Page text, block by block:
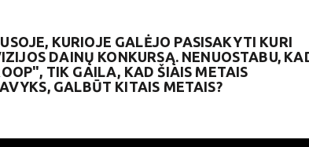
KURIOJE GALĖJO PASISAKYTI KURI
DAINŲ KONKURSĄ. NENUOSTABU,
TIK GAILA, KAD ŠIAIS METAIS
GALBŪT KITAIS METAIS?